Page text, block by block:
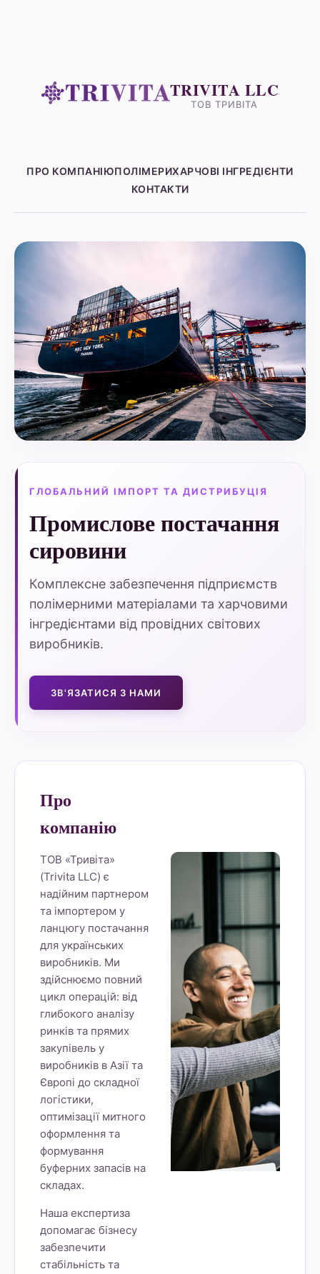
TRIVITA LLC
ТОВ ТРИВІТА
ПРО КОМПАНІЮПОЛІМЕРИХАРЧОВІ ІНГРЕДІЄНТИ
КОНТАКТИ
ГЛОБАЛЬНИЙ ІМПОРТ ТА ДИСТРИБУЦІЯ
Промислове постачання
сировини
Комплексне забезпечення підприємств
полімерними матеріалами та харчовими
інгредієнтами від провідних світових
виробників.
ЗВ'ЯЗАТИСЯ З НАМИ
Про
компанію
ТОВ «Тривіта»
(Trivita LLC) є
надійним партнером
та імпортером у
ланцюгу постачання
для українських
виробників. Ми
здійснюємо повний
цикл операцій: від
глибокого аналізу
ринків та прямих
закупівель у
виробників в Азії та
Європі до складної
логістики,
оптимізації митного
оформлення та
формування
буферних запасів на
складах.
Наша експертиза
допомагає бізнесу
забезпечити
стабільність та